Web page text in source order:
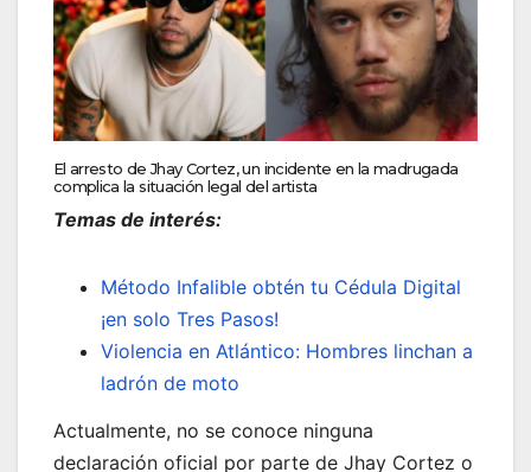
El arresto de Jhay Cortez, un incidente en la madrugada
complica la situación legal del artista
Temas de interés:
Método Infalible obtén tu Cédula Digital
¡en solo Tres Pasos!
Violencia en Atlántico: Hombres linchan a
ladrón de moto
Actualmente, no se conoce ninguna
declaración oficial por parte de Jhay Cortez o